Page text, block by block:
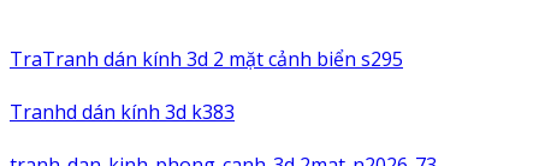
TraTranh dán kính 3d 2 mặt cảnh biển s295
Tranhd dán kính 3d k383